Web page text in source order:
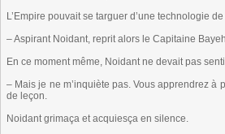
L’Empire pouvait se targuer d’une technologie
– Aspirant Noidant, reprit alors le Capitaine
En ce moment même, Noidant ne devait pas
– Mais je ne m’inquiète pas. Vous apprendrez
de leçon.
Noidant grimaça et acquiesça en silence.